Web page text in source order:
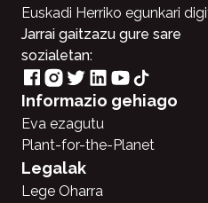
Euskadi Herriko egunkari
Jarrai gaitzazu gure sare
sozialetan:
Informazio gehiago
Eva ezagutu
Plant-for-the-Planet
Legalak
Lege Oharra